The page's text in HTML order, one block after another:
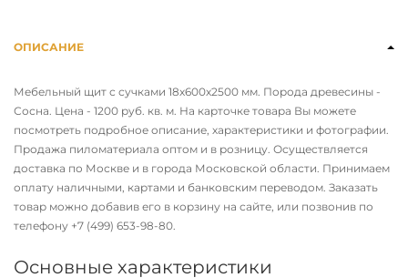
ОПИСАНИЕ
Мебельный щит с сучками 18х600х2500 мм. Порода древесины -
Сосна. Цена - 1200 руб. кв. м. На карточке товара Вы можете
посмотреть подробное описание, характеристики и фотографии.
Продажа пиломатериала оптом и в розницу. Осуществляется
доставка по Москве и в города Московской области. Принимаем
оплату наличными, картами и банковским переводом. Заказать
товар можно добавив его в корзину на сайте, или позвонив по
телефону +7 (499) 653-98-80.
Основные характеристики